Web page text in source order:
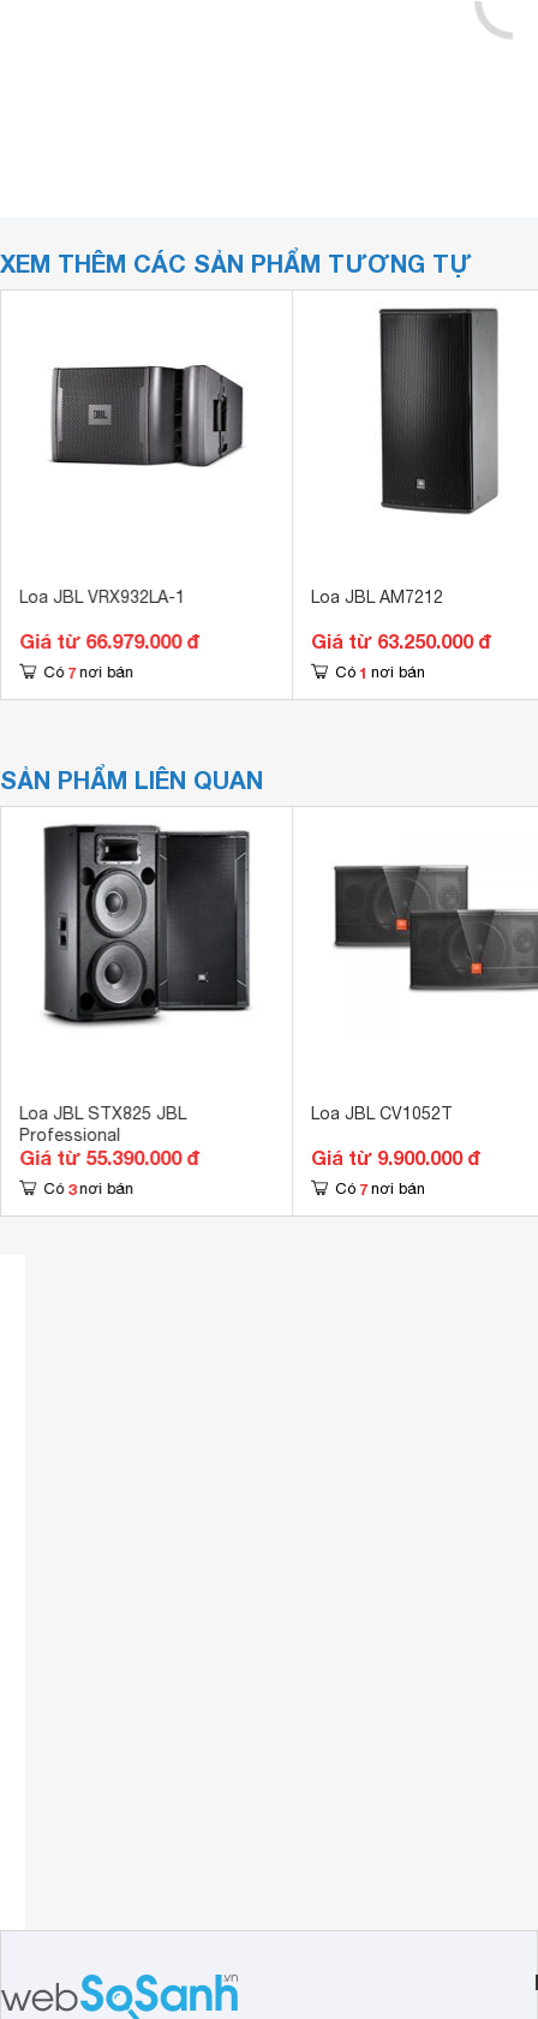
XEM THÊM CÁC SẢN PHẨM TƯƠNG TỰ
Loa JBL VRX932LA-1
Giá từ 66.979.000 đ
Có 7 nơi bán
Loa JBL AM7212
Giá từ 63.250.000 đ
Có 1 nơi bán
SẢN PHẨM LIÊN QUAN
Loa JBL STX825 JBL
Professional
Giá từ 55.390.000 đ
Có 3 nơi bán
Loa JBL CV1052T
Giá từ 9.900.000 đ
Có 7 nơi bán